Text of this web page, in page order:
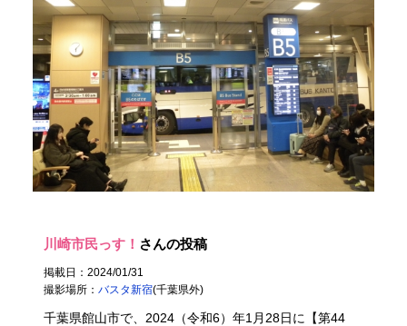
川崎市民っす！ さんの投稿
掲載日：2024/01/31
撮影場所：バスタ新宿(千葉県外)
千葉県館山市で、2024（令和6）年1月28日に【第44